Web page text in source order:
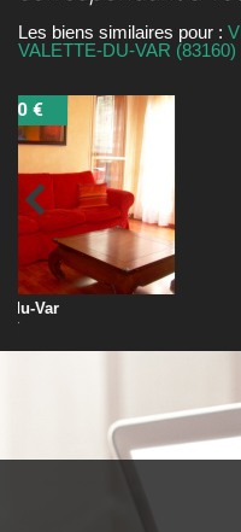
Les biens similaires pour :
VALETTE-DU-VAR (83160)